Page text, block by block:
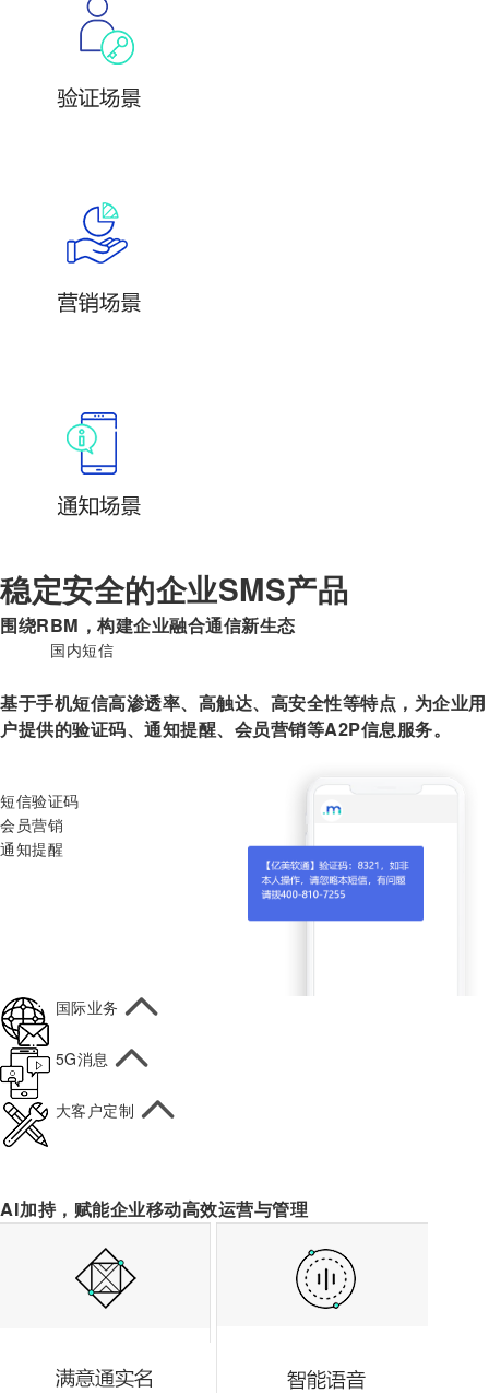
稳定安全的企业SMS产品
围绕RBM，构建企业融合通信新生态
国内短信
基于手机短信高渗透率、高触达、高安全性等特点，为企业用
户提供的验证码、通知提醒、会员营销等A2P信息服务。
短信验证码
会员营销
通知提醒
国际业务
5G消息
大客户定制
AI加持，赋能企业移动高效运营与管理